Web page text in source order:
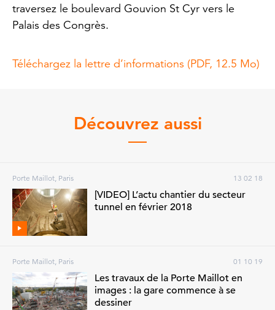
traversez le boulevard Gouvion St Cyr vers le
Palais des Congrès.
Téléchargez la lettre d’informations (PDF, 12.5 Mo)
Découvrez aussi
Porte Maillot, Paris 13 02 18
[VIDEO] L’actu chantier du secteur
tunnel en février 2018
Porte Maillot, Paris 01 10 19
Les travaux de la Porte Maillot en
images : la gare commence à se
dessiner